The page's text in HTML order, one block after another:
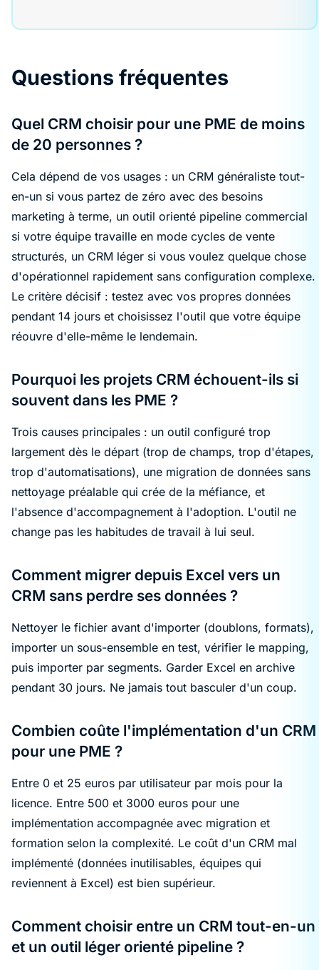
Questions fréquentes
Quel CRM choisir pour une PME de moins
de 20 personnes ?
Cela dépend de vos usages : un CRM généraliste tout-
en-un si vous partez de zéro avec des besoins
marketing à terme, un outil orienté pipeline commercial
si votre équipe travaille en mode cycles de vente
structurés, un CRM léger si vous voulez quelque chose
d'opérationnel rapidement sans configuration complexe.
Le critère décisif : testez avec vos propres données
pendant 14 jours et choisissez l'outil que votre équipe
réouvre d'elle-même le lendemain.
Pourquoi les projets CRM échouent-ils si
souvent dans les PME ?
Trois causes principales : un outil configuré trop
largement dès le départ (trop de champs, trop d'étapes,
trop d'automatisations), une migration de données sans
nettoyage préalable qui crée de la méfiance, et
l'absence d'accompagnement à l'adoption. L'outil ne
change pas les habitudes de travail à lui seul.
Comment migrer depuis Excel vers un
CRM sans perdre ses données ?
Nettoyer le fichier avant d'importer (doublons, formats),
importer un sous-ensemble en test, vérifier le mapping,
puis importer par segments. Garder Excel en archive
pendant 30 jours. Ne jamais tout basculer d'un coup.
Combien coûte l'implémentation d'un CRM
pour une PME ?
Entre 0 et 25 euros par utilisateur par mois pour la
licence. Entre 500 et 3000 euros pour une
implémentation accompagnée avec migration et
formation selon la complexité. Le coût d'un CRM mal
implémenté (données inutilisables, équipes qui
reviennent à Excel) est bien supérieur.
Comment choisir entre un CRM tout-en-un
et un outil léger orienté pipeline ?